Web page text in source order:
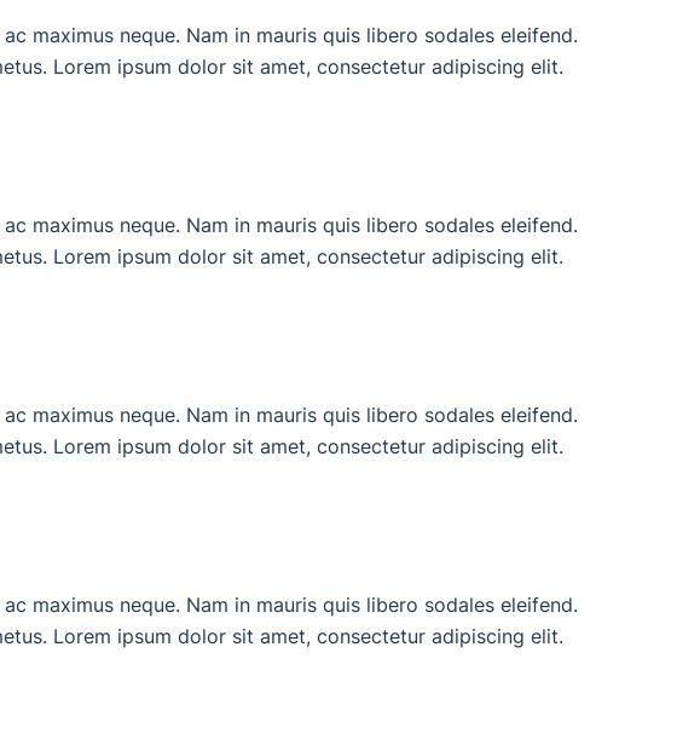
maximus neque. Nam in mauris quis libero sodales eleifend.
Lorem ipsum dolor sit amet, consectetur adipiscing elit.
maximus neque. Nam in mauris quis libero sodales eleifend.
Lorem ipsum dolor sit amet, consectetur adipiscing elit.
maximus neque. Nam in mauris quis libero sodales eleifend.
Lorem ipsum dolor sit amet, consectetur adipiscing elit.
maximus neque. Nam in mauris quis libero sodales eleifend.
Lorem ipsum dolor sit amet, consectetur adipiscing elit.